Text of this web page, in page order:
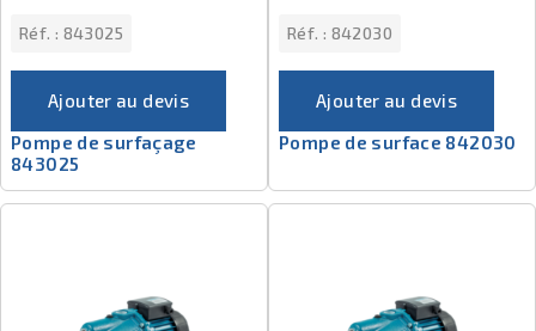
Réf. : 843025
Ajouter au devis
Pompe de surfaçage
843025
Réf. : 842030
Ajouter au devis
Pompe de surface 842030